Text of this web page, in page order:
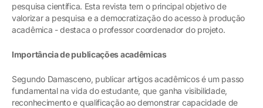
pesquisa científica. Esta revista tem o principal objetivo de
valorizar a pesquisa e a democratização do acesso à produção
acadêmica - destaca o professor coordenador do projeto.
Importância de publicações acadêmicas
Segundo Damasceno, publicar artigos acadêmicos é um passo
fundamental na vida do estudante, que ganha visibilidade,
reconhecimento e qualificação ao demonstrar capacidade de